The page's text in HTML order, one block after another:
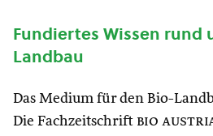
Fundiertes Wissen rund
Landbau
Das Medium für den Bio-
Die Fachzeitschrift bio